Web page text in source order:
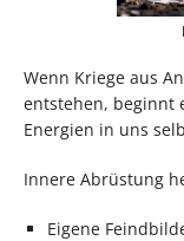
Wenn Kriege aus
entstehen, beginnt
Energien in uns
Innere Abrüstung
Eigene